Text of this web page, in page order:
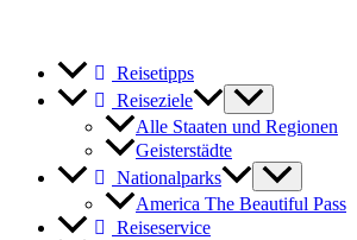
Reisetipps
Reiseziele
Alle Staaten und Regionen
Geisterstädte
Nationalparks
America The Beautiful Pass
Reiseservice